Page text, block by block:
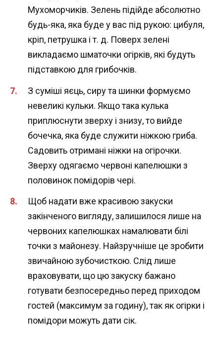
Мухоморчиків. Зелень підійде абсолютно
будь-яка, яка буде у вас під рукою: цибуля,
кріп, петрушка і т. д. Поверх зелені
викладаємо шматочки огірків, які будуть
підставкою для грибочків.
З суміші яєць, сиру та шинки формуємо
невеликі кульки. Якщо така кулька
приплюснути зверху і знизу, то вийде
бочечка, яка буде служити ніжкою гриба.
Садовить отримані ніжки на огірочки.
Зверху одягаємо червоні капелюшки з
половинок помідорів чері.
Щоб надати вже красивою закуски
закінченого вигляду, залишилося лише на
червоних капелюшках намалювати білі
точки з майонезу. Найзручніше це зробити
звичайною зубочисткою. Слід лише
враховувати, що цю закуску бажано
готувати безпосередньо перед приходом
гостей (максимум за годину), так як огірки і
помідори можуть дати сік.